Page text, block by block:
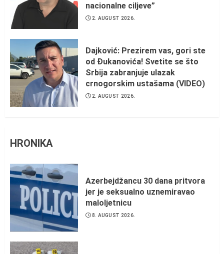
nacionalne ciljeve”
2. AUGUST 2026.
Dajković: Prezirem vas, gori ste
od Đukanovića! Svetite se što
Srbija zabranjuje ulazak
crnogorskim ustašama (VIDEO)
2. AUGUST 2026.
HRONIKA
Azerbejdžancu 30 dana pritvora
jer je seksualno uznemiravao
maloljetnicu
8. AUGUST 2026.